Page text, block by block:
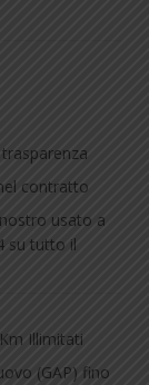
contratto
usato a
su tutto il
Illimitati
(GAP) fino